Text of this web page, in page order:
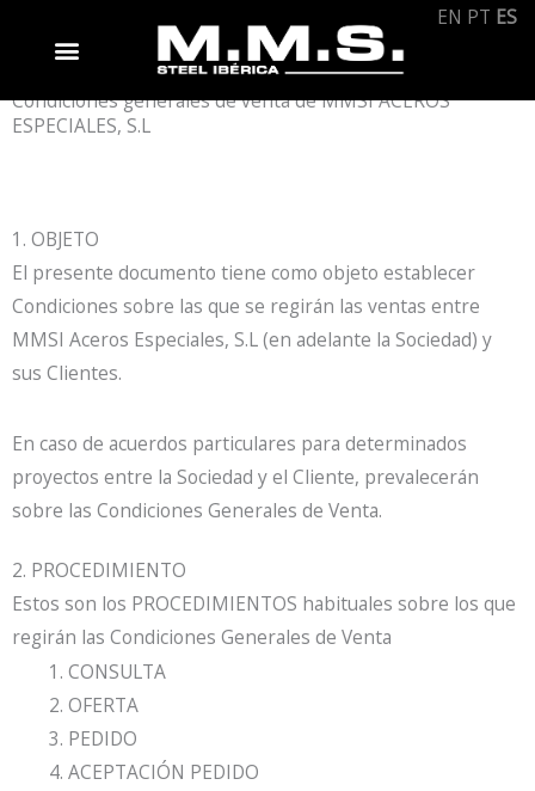
Condiciones generales de venta de MMSI ACEROS
ESPECIALES, S.L
1. OBJETO
El presente documento tiene como objeto establecer
Condiciones sobre las que se regirán las ventas entre
MMSI Aceros Especiales, S.L (en adelante la Sociedad) y
sus Clientes.
En caso de acuerdos particulares para determinados
proyectos entre la Sociedad y el Cliente, prevalecerán
sobre las Condiciones Generales de Venta.
2. PROCEDIMIENTO
Estos son los PROCEDIMIENTOS habituales sobre los que
regirán las Condiciones Generales de Venta
CONSULTA
OFERTA
PEDIDO
ACEPTACIÓN PEDIDO
EN PT ES